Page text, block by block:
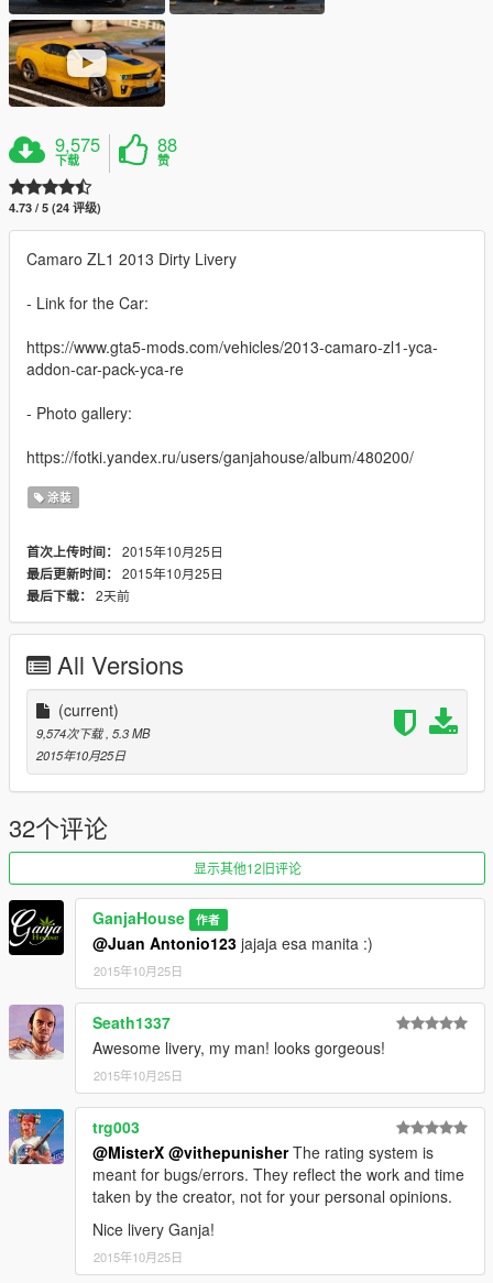
9,575
下载
88
赞
4.73 / 5 (24 评级)
Camaro ZL1 2013 Dirty Livery
- Link for the Car:
https://www.gta5-mods.com/vehicles/2013-camaro-zl1-yca-
addon-car-pack-yca-re
- Photo gallery:
https://fotki.yandex.ru/users/ganjahouse/album/480200/
涂装
首次上传时间： 2015年10月25日
最后更新时间： 2015年10月25日
最后下载： 2天前
All Versions
(current)
9,574次下载 , 5.3 MB
2015年10月25日
32个评论
显示其他12旧评论
GanjaHouse 作者
@Juan Antonio123 jajaja esa manita :)
2015年10月25日
Seath1337
Awesome livery, my man! looks gorgeous!
2015年10月25日
trg003
@MisterX @vithepunisherThe rating system is
meant for bugs/errors. They reflect the work and time
taken by the creator, not for your personal opinions.
Nice livery Ganja!
2015年10月25日